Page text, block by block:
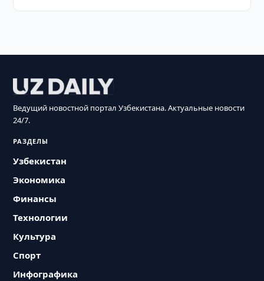
Ведущий новостной портал Узбекистана. Актуальные новости
24/7.
РАЗДЕЛЫ
Узбекистан
Экономика
Финансы
Технологии
Культура
Спорт
Инфографика